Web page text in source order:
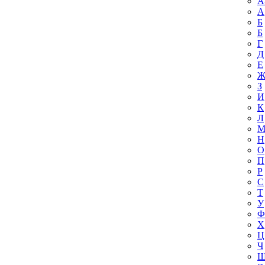
А
Б
Б
Г
Д
Е
Ж
З
И
К
Л
М
Н
О
П
Р
С
Т
У
Ф
Х
Ц
Ч